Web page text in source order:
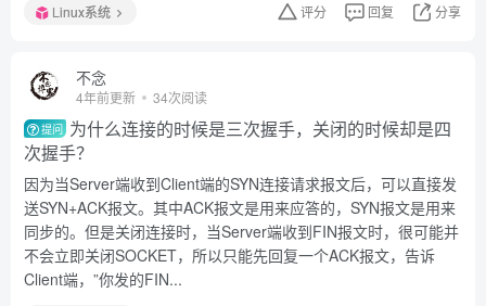
Linux系统 评分 回复 分享
不念
4年前更新 34次阅读
提问 为什么连接的时候是三次握手，关闭的时候却是四
次握手？
因为当Server端收到Client端的SYN连接请求报文后，可以直接发
送SYN+ACK报文。其中ACK报文是用来应答的，SYN报文是用来
同步的。但是关闭连接时，当Server端收到FIN报文时，很可能并
不会立即关闭SOCKET，所以只能先回复一个ACK报文，告诉
Client端，”你发的FIN...